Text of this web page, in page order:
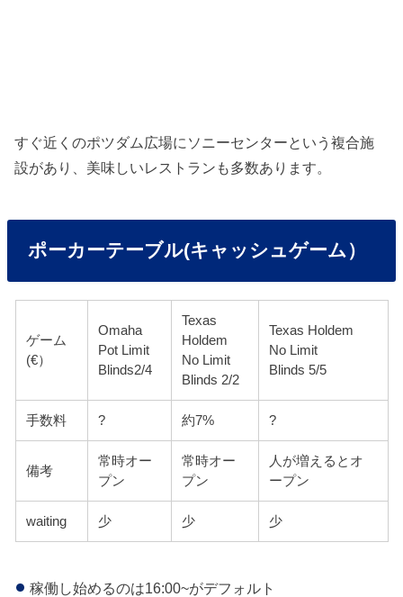
すぐ近くのポツダム広場にソニーセンターという複合施
設があり、美味しいレストランも多数あります。
ポーカーテーブル(キャッシュゲーム）
ゲーム
(€）
Omaha
Pot Limit
Blinds2/4
Texas
Holdem
No Limit
Blinds 2/2
Texas Holdem
No Limit
Blinds 5/5
手数料 ? 約7% ?
備考
常時オー
プン
常時オー
プン
人が増えるとオ
ープン
waiting 少 少 少
稼働し始めるのは16:00~がデフォルト